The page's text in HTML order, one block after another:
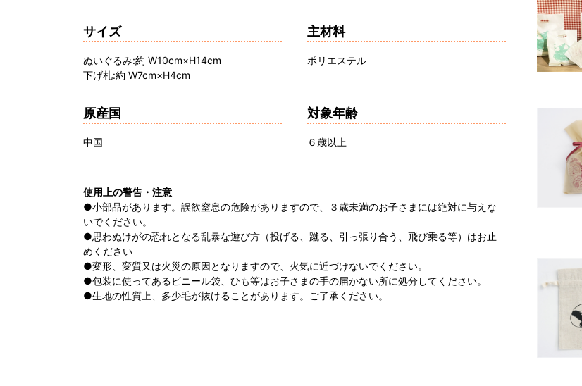
サイズ
ぬいぐるみ:約 W10cm×H14cm
下げ札:約 W7cm×H4cm
主材料
ポリエステル
原産国
中国
対象年齢
６歳以上
使用上の警告・注意
●小部品があります。誤飲窒息の危険がありますので、３歳未満のお子さまには絶対に与えな
いでください。
●思わぬけがの恐れとなる乱暴な遊び方（投げる、蹴る、引っ張り合う、飛び乗る等）はお止
めください
●変形、変質又は火災の原因となりますので、火気に近づけないでください。
●包装に使ってあるビニール袋、ひも等はお子さまの手の届かない所に処分してください。
●生地の性質上、多少毛が抜けることがあります。ご了承ください。